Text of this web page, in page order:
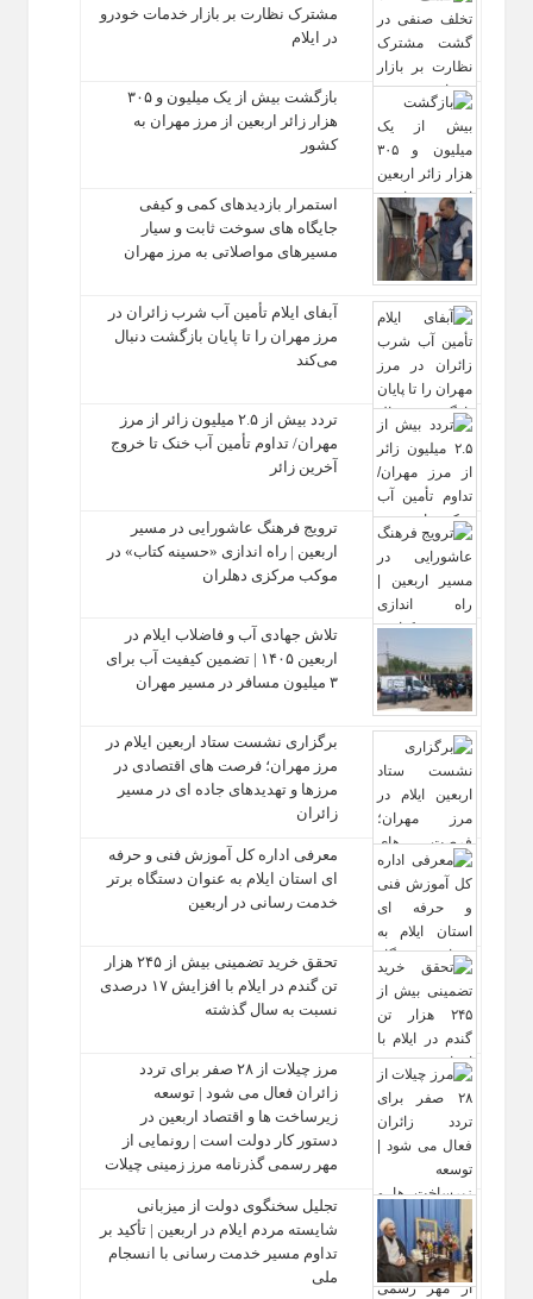
مشترک نظارت بر بازار خدمات خودرو
در ایلام
بازگشت بیش از یک میلیون و ۳۰۵
هزار زائر اربعین از مرز مهران به
کشور
استمرار بازدیدهای کمی و کیفی
جایگاه‌ های سوخت ثابت و سیار
مسیرهای مواصلاتی به مرز مهران
آبفای ایلام تأمین آب شرب زائران در
مرز مهران را تا پایان بازگشت دنبال
می‌کند
تردد بیش از ۲.۵ میلیون زائر از مرز
مهران/ تداوم تأمین آب خنک تا خروج
آخرین زائر
ترویج فرهنگ عاشورایی در مسیر
اربعین | راه‌ اندازی «حسینه کتاب» در
موکب مرکزی دهلران
تلاش جهادی آب و فاضلاب ایلام در
اربعین ۱۴۰۵ | تضمین کیفیت آب برای
۳ میلیون مسافر در مسیر مهران
برگزاری نشست ستاد اربعین ایلام در
مرز مهران؛ فرصت‌ های اقتصادی در
مرزها و تهدیدهای جاده‌ ای در مسیر
زائران
معرفی اداره کل آموزش فنی و حرفه‌
ای استان ایلام به‌ عنوان دستگاه برتر
خدمت‌ رسانی در اربعین
تحقق خرید تضمینی بیش از ۲۴۵ هزار
تن گندم در ایلام با افزایش ۱۷ درصدی
نسبت به سال گذشته
مرز چیلات از ۲۸ صفر برای تردد
زائران فعال می‌ شود | توسعه
زیرساخت‌ ها و اقتصاد اربعین در
دستور کار دولت است | رونمایی از
مهر رسمی گذرنامه مرز زمینی چیلات
تجلیل سخنگوی دولت از میزبانی
شایسته مردم ایلام در اربعین | تأکید بر
تداوم مسیر خدمت‌ رسانی با انسجام
ملی